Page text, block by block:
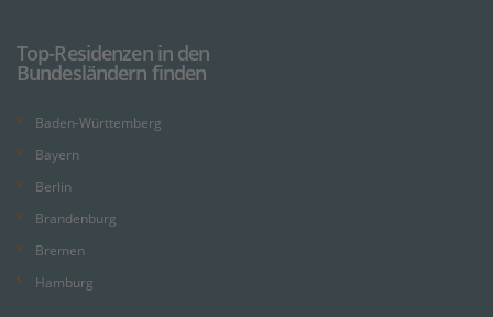
Top-Residenzen in den
Bundesländern finden
Baden-Württemberg
Bayern
Berlin
Brandenburg
Bremen
Hamburg